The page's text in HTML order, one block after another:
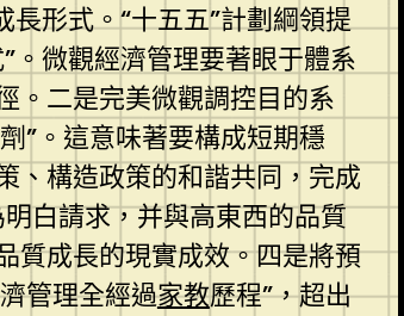
形式。“十五五”計劃綱領提
。微觀經濟管理要著眼于體系
。二是完美微觀調控目的系
”。這意味著要構成短期穩
、構造政策的和諧共同，完成
白請求，并與高東西的品質
質成長的現實成效。四是將預
管理全經過家教歷程”，超出